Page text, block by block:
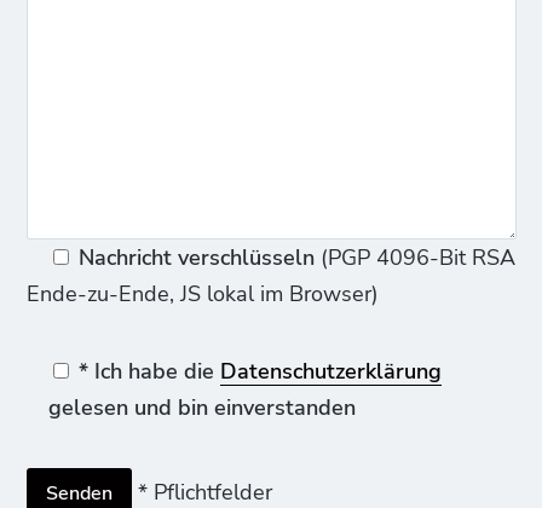
Nachricht verschlüsseln(PGP 4096-Bit RSA
Ende-zu-Ende, JS lokal im Browser)
* Ich habe die Datenschutzerklärung
gelesen und bin einverstanden
* Pflichtfelder